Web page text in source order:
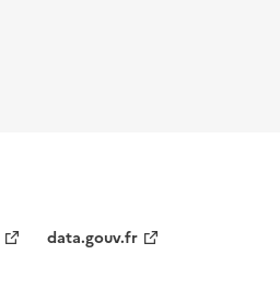
data.gouv.fr